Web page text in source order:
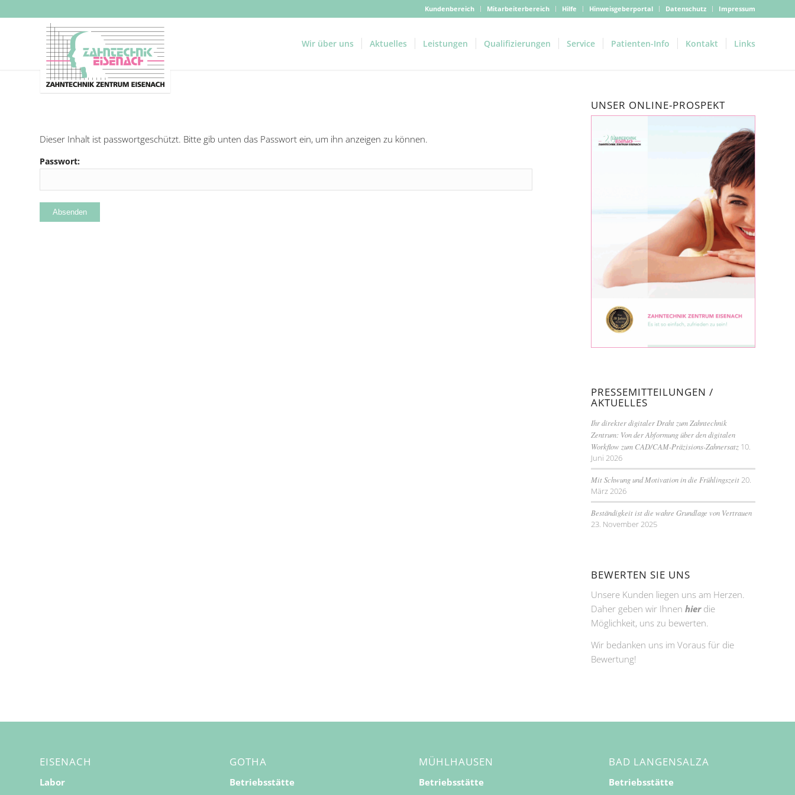
Kundenbereich Mitarbeiterbereich Hilfe Hinweisgeberportal Datenschutz Impressum
Wir über uns Aktuelles Leistungen Qualifizierungen Service Patienten-Info Kontakt Links
Dieser Inhalt ist passwortgeschützt. Bitte gib unten das Passwort ein, um ihn anzeigen zu können.
Passwort:
UNSER ONLINE-PROSPEKT
PRESSEMITTEILUNGEN /
AKTUELLES
Ihr direkter digitaler Draht zum Zahntechnik
Zentrum: Von der Abformung über den digitalen
Workflow zum CAD/CAM-Präzisions-Zahnersatz 10.
Juni 2026
Mit Schwung und Motivation in die Frühlingszeit 20.
März 2026
Beständigkeit ist die wahre Grundlage von Vertrauen
23. November 2025
BEWERTEN SIE UNS
Unsere Kunden liegen uns am Herzen.
Daher geben wir Ihnenhierdie
Möglichkeit, uns zu bewerten.
Wir bedanken uns im Voraus für die
Bewertung!
EISENACH
Labor
GOTHA
Betriebsstätte
MÜHLHAUSEN
Betriebsstätte
BAD LANGENSALZA
Betriebsstätte